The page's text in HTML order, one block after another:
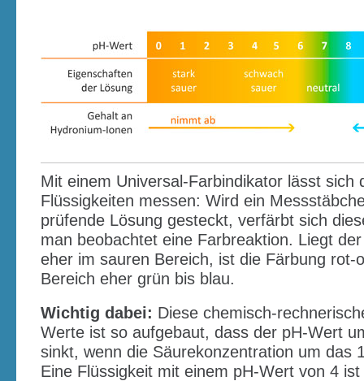
Mit einem Universal-Farbindikator lässt sich
Flüssigkeiten messen: Wird ein
prüfende Lösung gesteckt, verfärbt sich
man beobachtet eine Farbreaktion. Liegt
eher im sauren Bereich, ist die Färbung rot-
Bereich eher grün bis blau.
Wichtig dabei: Diese chemisch-
Werte ist so aufgebaut, dass der pH-Wert
sinkt, wenn die Säurekonzentration um das
Eine Flüssigkeit mit einem pH-Wert von 4